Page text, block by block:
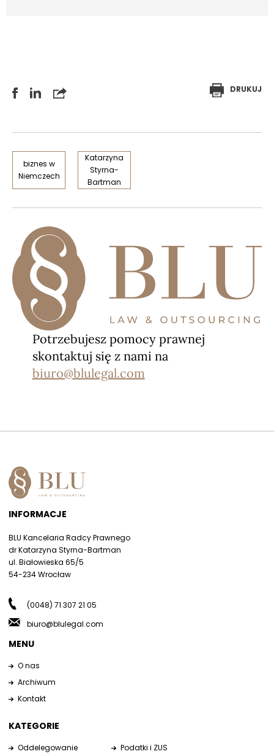
DRUKUJ
biznes w
Niemczech
Katarzyna
Styrna-
Bartman
Potrzebujesz pomocy prawnej
skontaktuj się z nami na
biuro@blulegal.com
INFORMACJE
BLU Kancelaria Radcy Prawnego
dr Katarzyna Styrna-Bartman
ul. Białowieska 65/5
54-234 Wrocław
(0048) 71 307 21 05
biuro@blulegal.com
MENU
O nas
Archiwum
Kontakt
KATEGORIE
Oddelegowanie Podatki i ZUS